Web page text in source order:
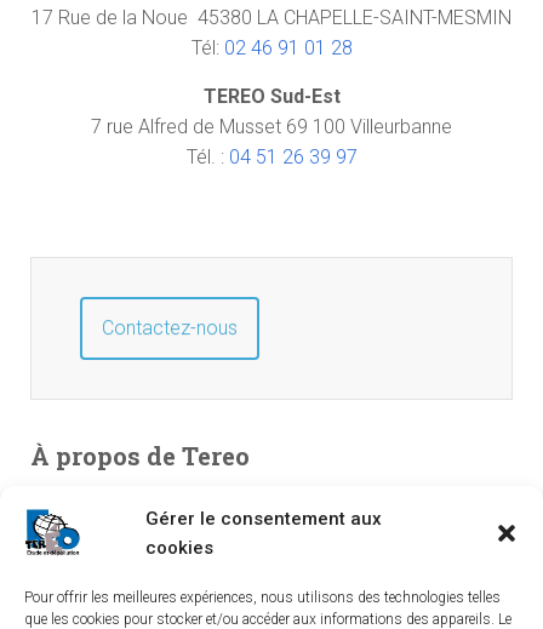
Gérer le consentement aux
cookies
Pour offrir les meilleures expériences, nous utilisons des technologies telles
que les cookies pour stocker et/ou accéder aux informations des appareils. Le
17 Rue de la Noue 45380 LA CHAPELLE-SAINT-MESMIN
Tél: 02 46 91 01 28
TEREO Sud-Est
7 rue Alfred de Musset 69 100 Villeurbanne
Tél. : 04 51 26 39 97
Contactez-nous
À propos de Tereo
Bureau d’études en environnement, spécialisé en études de
pollution. Entreprise indépendante créée en 2003, TEREO
implantations dans le Sud-Ouest, le Centre et le Sud-Est.